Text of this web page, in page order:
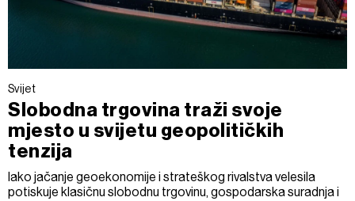
Svijet
Slobodna trgovina traži svoje
mjesto u svijetu geopolitičkih
tenzija
Iako jačanje geoekonomije i strateškog rivalstva velesila
potiskuje klasičnu slobodnu trgovinu, gospodarska suradnja i